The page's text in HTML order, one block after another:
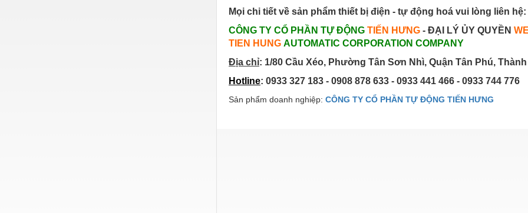
Mọi chi tiết về sản phẩm thiết bị điện - tự động hoá vui lòng liên hệ:
CÔNG TY CỔ PHẦN TỰ ĐỘNG TIẾN HƯNG - ĐẠI LÝ ỦY QUYỀN
TIEN HUNG AUTOMATIC CORPORATION COMPANY
Địa chỉ: 1/80 Cầu Xéo, Phường Tân Sơn Nhì, Quận Tân Phú,
Hotline: 0933 327 183 - 0908 878 633 - 0933 441 466 - 0933 744 776
Sản phẩm doanh nghiệp: CÔNG TY CỔ PHẦN TỰ ĐỘNG TIẾN HƯNG